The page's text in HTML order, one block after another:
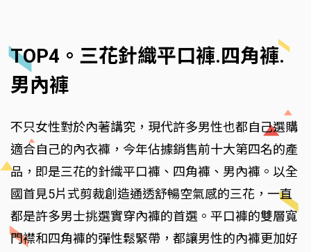
TOP4。三花針織平口褲.四角褲.
男內褲
不只女性對於內著講究，現代許多男性也都自己選購
適合自己的內衣褲，今年佔據銷售前十大第四名的產
品，即是三花的針織平口褲、四角褲、男內褲。以全
國首見5片式剪裁創造通透舒暢空氣感的三花，一直
都是許多男士挑選實穿內褲的首選。平口褲的雙層寬
門襟和四角褲的彈性鬆緊帶，都讓男性的內褲更加好